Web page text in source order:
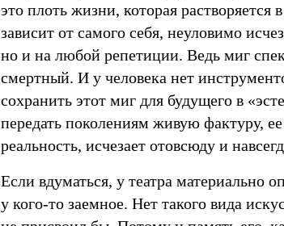
это плоть жизни, которая
зависит от самого себя, неуловимо
но и на любой репетиции. Ведь миг
смертный. И у человека нет
сохранить этот миг для будущего в
передать поколениям живую фактуру,
реальность, исчезает отовсюду и
Если вдуматься, у театра материально
у кого-то заемное. Нет такого вида